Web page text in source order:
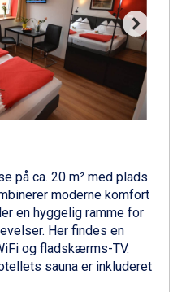
5.495
på ca. 20 m² med plads
moderne komfort
en hyggelig ramme for
Her findes en
og fladskærms-TV.
sauna er inkluderet